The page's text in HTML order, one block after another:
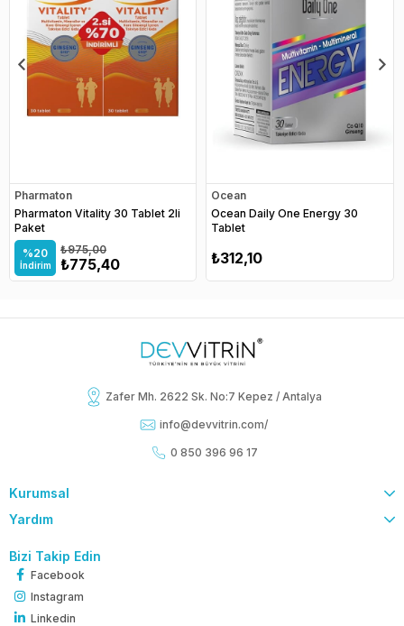
Pharmaton
Pharmaton Vitality 30 Tablet 2li
Paket
%20
İndirim ₺775,40
₺975,00
Ocean
Ocean Daily One Energy 30
Tablet
₺312,10
Zafer Mh. 2622 Sk. No:7 Kepez / Antalya
info@devvitrin.com/
0 850 396 96 17
Kurumsal
Yardım
Bizi Takip Edin
Facebook
Instagram
Linkedin